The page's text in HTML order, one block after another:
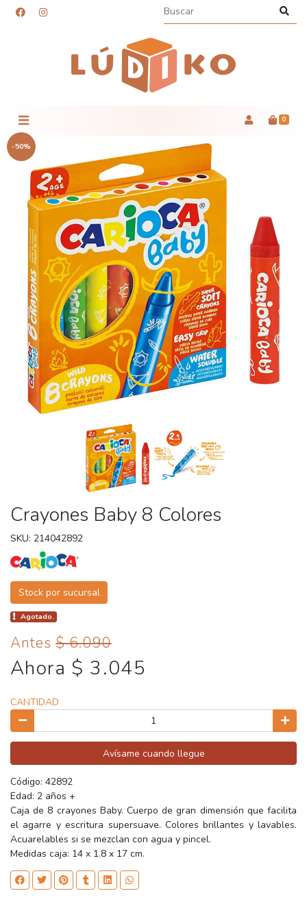
0
-50%
Crayones Baby 8 Colores
SKU: 214042892
Stock por sucursal
Agotado.
Antes$ 6.090
Ahora $ 3.045
CANTIDAD
Avísame cuando llegue
Código: 42892
Edad: 2 años +
Caja de 8 crayones Baby. Cuerpo de gran dimensión que facilita
el agarre y escritura supersuave. Colores brillantes y lavables.
Acuarelables si se mezclan con agua y pincel.
Medidas caja: 14 x 1.8 x 17 cm.